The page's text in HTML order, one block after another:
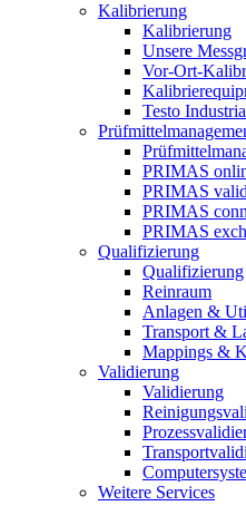
Kalibrierung
Kalibrierung
Unsere
Vor-Ort-
Testo
PRIMAS
PRIMAS
PRIMAS
PRIMAS
Qualifizierung
Qualifizierung
Reinraum
Anlagen &
Transport &
Mappings &
Validierung
Validierung
Weitere Services